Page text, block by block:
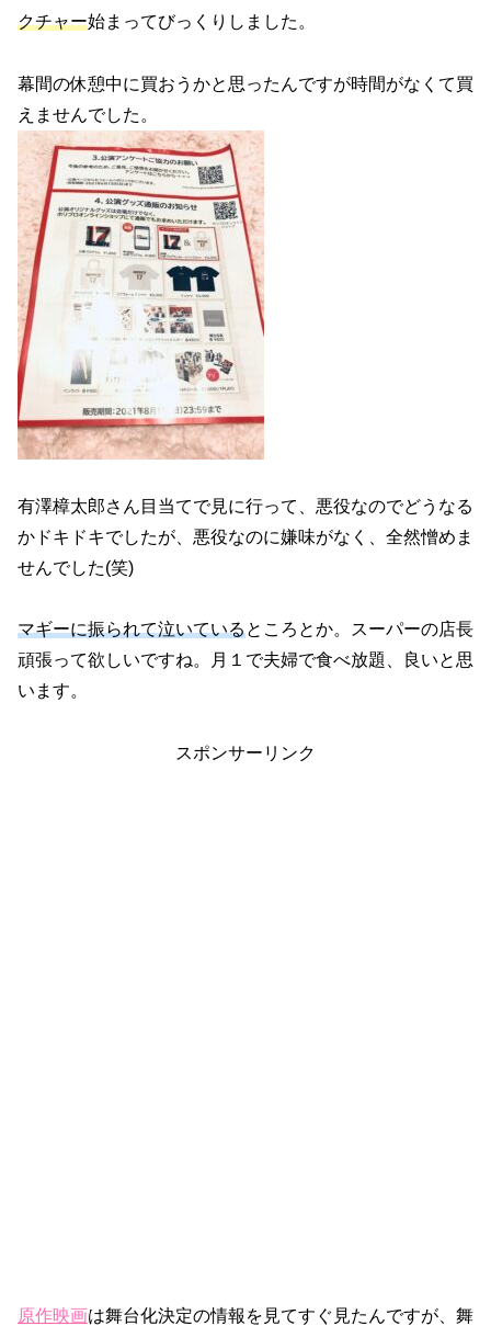
クチャー始まってびっくりしました。
幕間の休憩中に買おうかと思ったんですが時間がなくて買
えませんでした。
有澤樟太郎さん目当てで見に行って、悪役なのでどうなる
かドキドキでしたが、悪役なのに嫌味がなく、全然憎めま
せんでした(笑)
マギーに振られて泣いているところとか。スーパーの店長
頑張って欲しいですね。月１で夫婦で食べ放題、良いと思
います。
スポンサーリンク
原作映画は舞台化決定の情報を見てすぐ見たんですが、舞